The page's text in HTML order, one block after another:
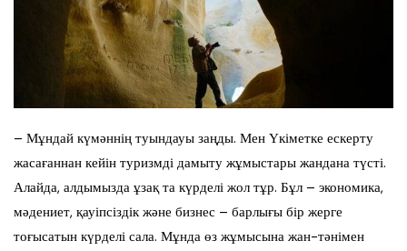
– Мұндай күмәннің туындауы заңды. Мен Үкіметке ескерту
жасағаннан кейін туризмді дамыту жұмыстары жандана түсті.
Алайда, алдымызда ұзақ та күрделі жол тұр. Бұл – экономика,
мәдениет, қауіпсіздік және бизнес – барлығы бір жерге
тоғысатын күрделі сала. Мұнда өз жұмысына жан-тәнімен